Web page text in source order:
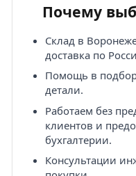
Почему
Склад в
доставка по
Помощь в
детали.
Работаем без
клиентов и
бухгалтерии.
Консультации